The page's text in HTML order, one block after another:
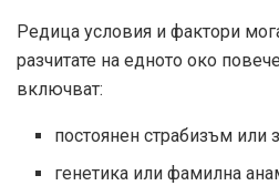
Редица условия и фактори
разчитате на едното око
включват:
постоянен страбизъм или
генетика или фамилна